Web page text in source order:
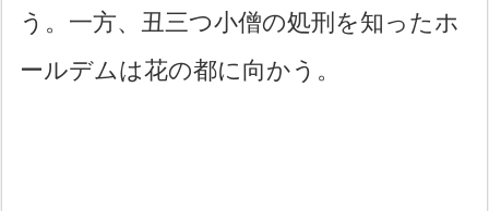
う。一方、丑三つ小僧の処刑を知ったホ
ールデムは花の都に向かう。